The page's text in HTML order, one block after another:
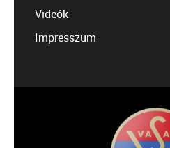
Videók
Impresszum